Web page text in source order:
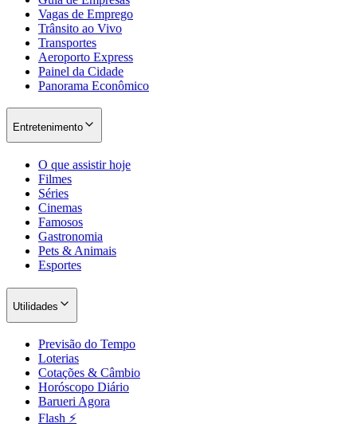
Vagas de Emprego
Trânsito ao Vivo
Transportes
Aeroporto Express
Painel da Cidade
Panorama Econômico
Entretenimento
O que assistir hoje
Filmes
Séries
Cinemas
Famosos
Gastronomia
Pets & Animais
Esportes
Utilidades
Previsão do Tempo
Loterias
Cotações & Câmbio
Horóscopo Diário
Barueri Agora
Flash ⚡